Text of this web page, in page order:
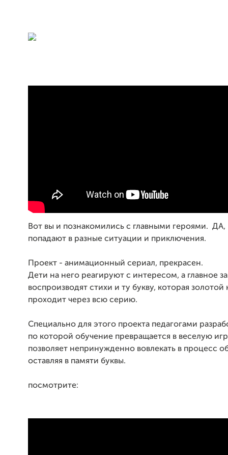
Вот вы и познакомились с главными героями.
попадают в разные ситуации и приключения.
Проект - анимационный сериал, прекрасен.
Дети на него реагируют с интересом, а главное
воспроизводят стихи и ту букву, которая золотой
проходит через всю серию.
Специально для этого проекта педагогами
по которой обучение превращается в веселую
позволяет непринужденно вовлекать в процесс
оставляя в памяти буквы.
посмотрите: